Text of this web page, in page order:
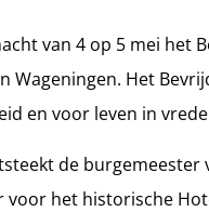
van 4 op 5 mei het
Wageningen. Het
en voor leven in
de burgemeester
het historische